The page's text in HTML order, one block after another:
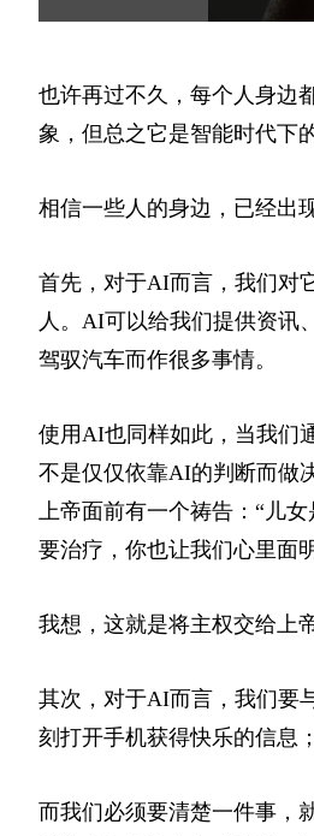
也许再过不久，每个人身边
象，但总之它是智能时代下
相信一些人的身边，已经出
首先，对于AI而言，我们对
人。AI可以给我们提供资讯
驾驭汽车而作很多事情。
使用AI也同样如此，当我们
不是仅仅依靠AI的判断而做
上帝面前有一个祷告：“儿
要治疗，你也让我们心里面
我想，这就是将主权交给上
其次，对于AI而言，我们要
刻打开手机获得快乐的信息
而我们必须要清楚一件事，